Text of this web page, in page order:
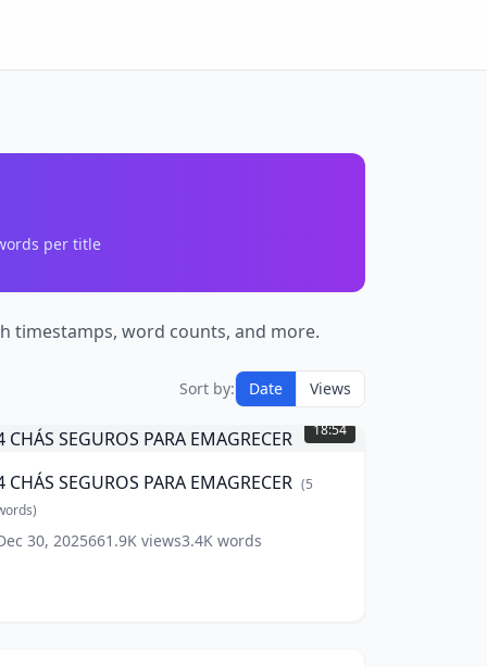
per title
timestamps, word counts, and more.
Sort by: Date
Views
(5
18:54
CHÁS SEGUROS PARA EMAGRECER (5
30, 2025661.9Kviews3.4Kwords